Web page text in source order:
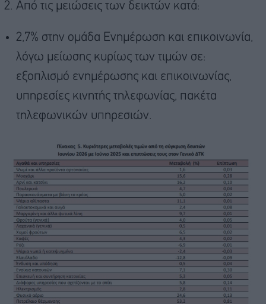
Από τις μειώσεις των δεικτών κατά:
2,7% στην ομάδα Ενημέρωση και επικοινωνία,
λόγω μείωσης κυρίως των τιμών σε:
εξοπλισμό ενημέρωσης και επικοινωνίας,
υπηρεσίες κινητής τηλεφωνίας, πακέτα
τηλεφωνικών υπηρεσιών.